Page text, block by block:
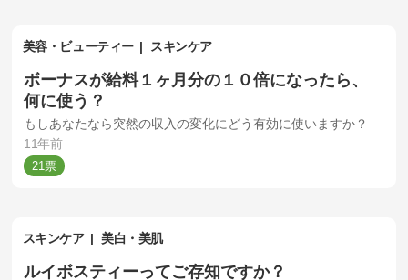
美容・ビューティー スキンケア
ボーナスが給料１ヶ月分の１０倍になったら、
何に使う？
もしあなたなら突然の収入の変化にどう有効に使いますか？
11年前
21
スキンケア 美白・美肌
ルイボスティーってご存知ですか？